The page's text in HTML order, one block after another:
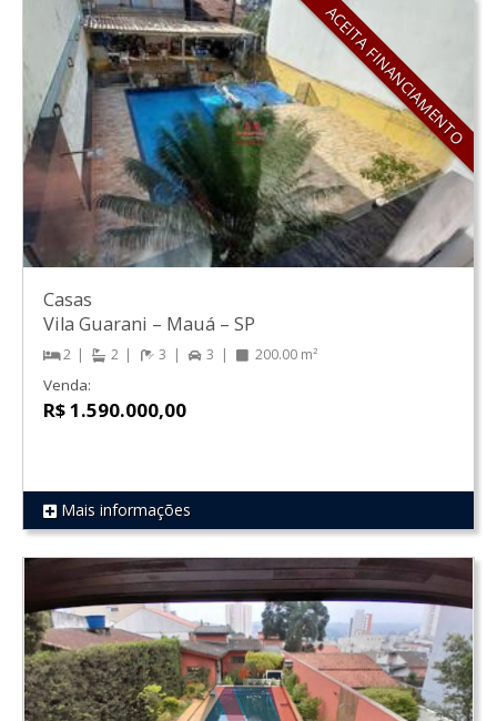
ACEITA FINANCIAMENTO
REF 117
Casas
Vila Guarani – Mauá – SP
2 2 3 3 200.00 m²
Venda:
R$ 1.590.000,00
Mais informações